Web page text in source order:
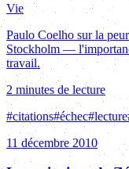
Vie
Paulo Coelho sur la
Stockholm —
travail.
2 minutes de lecture
#citations#échec#lecture
11 décembre 2010